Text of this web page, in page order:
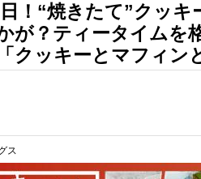
！“焼きたて”クッキ
が？ティータイムを
クッキーとマフィン
ス